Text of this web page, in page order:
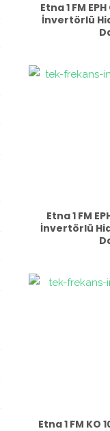
Etna 1 FM
İnvertörlü
Etna 1 FM
İnvertörlü
Etna 1 FM KO